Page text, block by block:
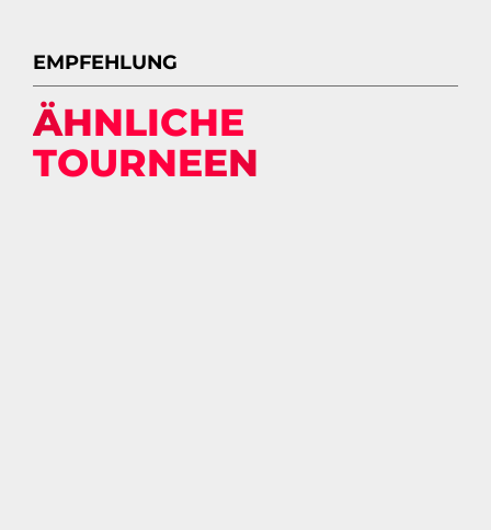
EMPFEHLUNG
ÄHNLICHE
TOURNEEN